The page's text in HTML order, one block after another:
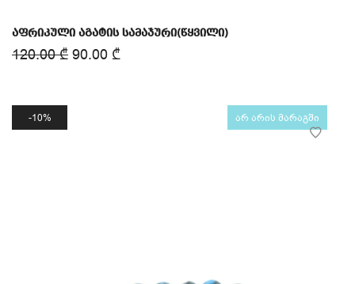
აფრიკული აგატის სამაჯური(წყვილი)
120.00₾ 90.00 ₾
10% არ არის მარაგში